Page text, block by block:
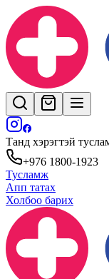
Танд хэрэгтэй
+976 1800-1923
Тусламж
Апп татах
Холбоо барих